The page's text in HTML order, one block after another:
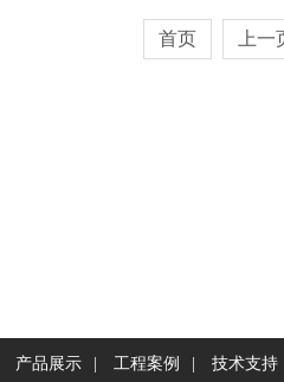
首页 上一
产品展示 工程案例 技术支持